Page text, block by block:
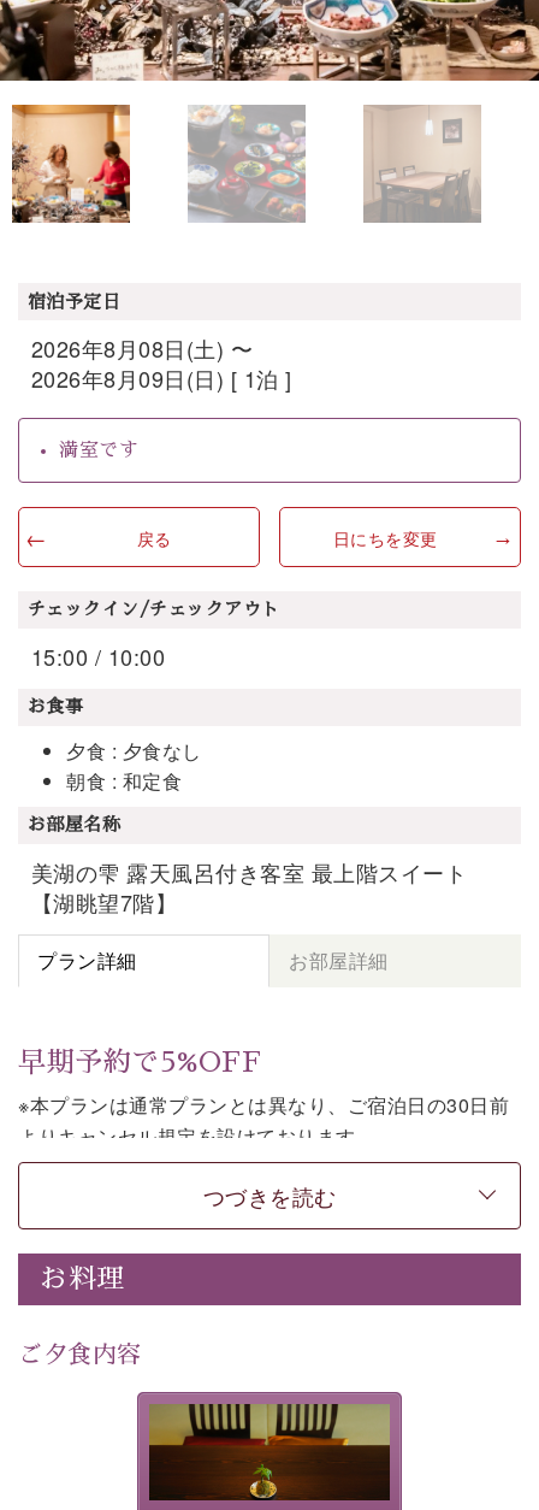
宿泊予定日
2026年8月08日(土) 〜
2026年8月09日(日) [ 1泊 ]
満室です
戻る 日にちを変更
チェックイン/チェックアウト
15:00 / 10:00
お食事
夕食 : 夕食なし
朝食 : 和定食
お部屋名称
美湖の雫 露天風呂付き客室 最上階スイート
【湖眺望7階】
プラン詳細 お部屋詳細
早期予約で5%OFF
※本プランは通常プランとは異なり、ご宿泊日の30日前
よりキャンセル規定を設けております。
※本プランは朝食付きのプランです。2食付きでご利用ご
【公式限定価格】早割プラン（30日前
まで）」をご利用ください。
上諏訪温泉しんゆでは、30日前までのご予約で、5%割
意しております。
諏訪湖の穏やかな景色、心身を解きほぐす温泉、そして
温かいおもてなし。ご滞在を楽しみに待つ日々が旅をよ
り特別なものにしてくれます。
早めのご予約で、お得に癒しのひとときをお過ごしくだ
つづきを読む
お料理
ご夕食内容
夕食なしご夕食を追加される
場合は、二食付きのプランを
お選びくださいませ。